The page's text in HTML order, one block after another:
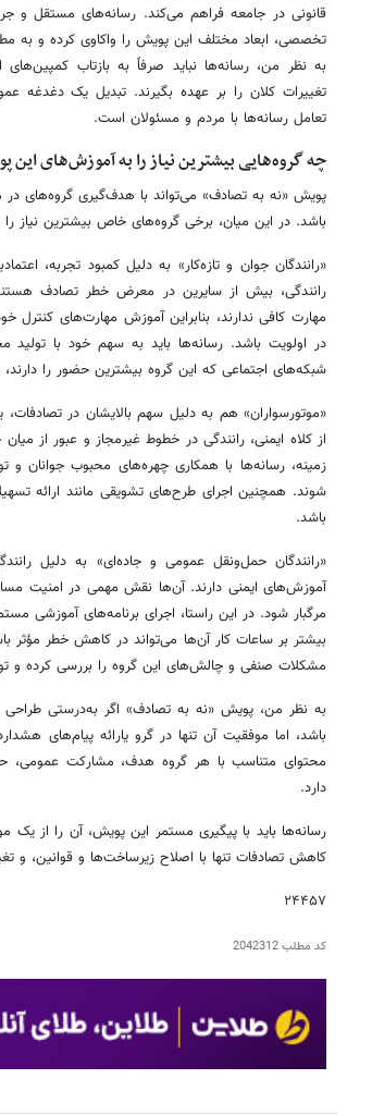
قانونی در جامعه فراهم می‌کند. رسانه‌های مستقل و
تخصصی، ابعاد مختلف این پویش را واکاوی کرده و به
به نظر من، رسانه‌ها نباید صرفاً به بازتاب کمپین‌های
تغییرات کلان را بر عهده بگیرند. تبدیل یک دغدغه
تعامل رسانه‌ها با مردم و مسئولان است.
چه گروه‌هایی بیشترین نیاز را به آموزش‌های این
پویش «نه به تصادف» می‌تواند با هدف‌گیری گروه‌های
باشد. در این میان، برخی گروه‌های خاص بیشترین نیاز
«رانندگان جوان و تازه‌کار» به دلیل کمبود تجربه،
رانندگی، بیش از سایرین در معرض خطر تصادف
مهارت کافی ندارند، بنابراین آموزش مهارت‌های کنترل
در اولویت باشد. رسانه‌ها باید به سهم خود با تولید
شبکه‌های اجتماعی که این گروه بیشترین حضور را دارند،
«موتورسواران» هم به دلیل سهم بالایشان در
از کلاه ایمنی، رانندگی در خطوط غیرمجاز و عبور از
زمینه، رسانه‌ها با همکاری چهره‌های محبوب جوانان و
شوند. همچنین اجرای طرح‌های تشویقی مانند ارائه
باشد.
«رانندگان حمل‌ونقل عمومی و جاده‌ای» به دلیل
آموزش‌های ایمنی دارند. آن‌ها نقش مهمی در امنیت
مرگبار شود. در این راستا، اجرای برنامه‌های آموزشی
بیشتر بر ساعات کار آن‌ها می‌تواند در کاهش خطر مؤثر
مشکلات صنفی و چالش‌های این گروه را بررسی کرده و
به نظر من، پویش «نه به تصادف» اگر به‌درستی طراحی
باشد، اما موفقیت آن تنها در گرو یارائه پیام‌های
محتوای متناسب با هر گروه هدف، مشارکت عمومی،
دارد.
رسانه‌ها باید با پیگیری مستمر این پویش، آن را از یک
کاهش تصادفات تنها با اصلاح زیرساخت‌ها و قوانین، و
۲۴۴۵۷
کد مطلب2042312